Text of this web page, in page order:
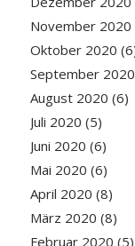
November 2020
Oktober 2020
September 2020
August 2020 (6)
Juli 2020 (5)
Juni 2020 (6)
Mai 2020 (6)
April 2020 (8)
März 2020 (8)
Februar 2020 (5)